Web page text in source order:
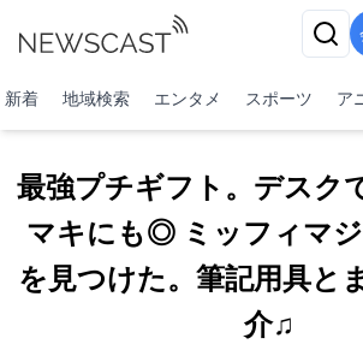
新着 地域検索 エンタメ スポーツ ア
最強プチギフト。デスク
マキにも◎ ミッフィマ
を見つけた。筆記用具と
介♫